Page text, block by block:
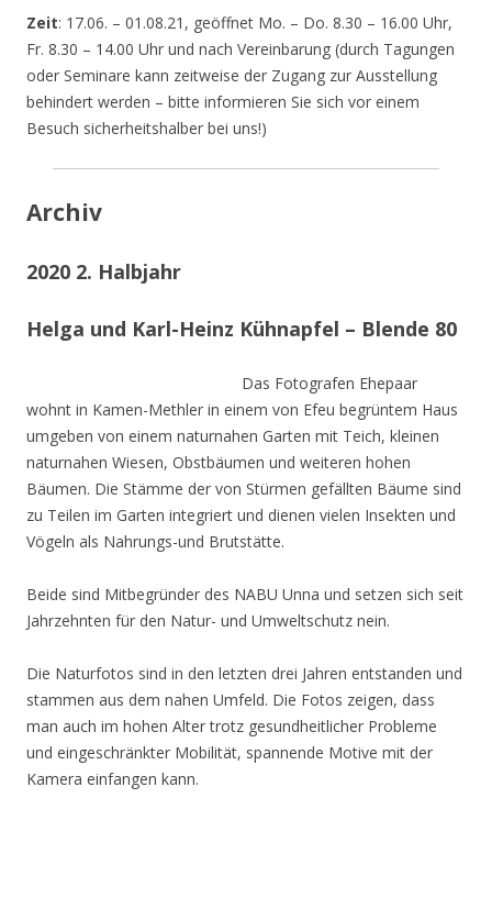
Zeit: 17.06. – 01.08.21, geöffnet Mo. – Do. 8.30 – 16.00 Uhr,
Fr. 8.30 – 14.00 Uhr und nach Vereinbarung (durch Tagungen
oder Seminare kann zeitweise der Zugang zur Ausstellung
behindert werden – bitte informieren Sie sich vor einem
Besuch sicherheitshalber bei uns!)
Archiv
2020 2. Halbjahr
Helga und Karl-Heinz Kühnapfel – Blende 80
Das Fotografen Ehepaar
wohnt in Kamen-Methler in einem von Efeu begrüntem Haus
umgeben von einem naturnahen Garten mit Teich, kleinen
naturnahen Wiesen, Obstbäumen und weiteren hohen
Bäumen. Die Stämme der von Stürmen gefällten Bäume sind
zu Teilen im Garten integriert und dienen vielen Insekten und
Vögeln als Nahrungs-und Brutstätte.
Beide sind Mitbegründer des NABU Unna und setzen sich seit
Jahrzehnten für den Natur- und Umweltschutz nein.
Die Naturfotos sind in den letzten drei Jahren entstanden und
stammen aus dem nahen Umfeld. Die Fotos zeigen, dass
man auch im hohen Alter trotz gesundheitlicher Probleme
und eingeschränkter Mobilität, spannende Motive mit der
Kamera einfangen kann.